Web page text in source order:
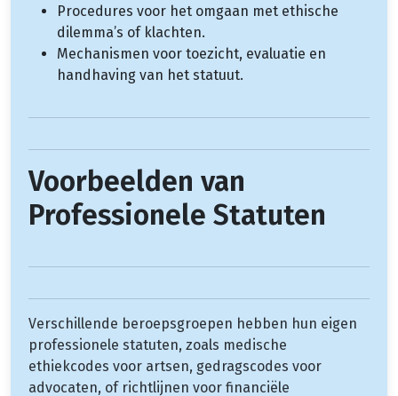
Procedures voor het omgaan met ethische
dilemma’s of klachten.
Mechanismen voor toezicht, evaluatie en
handhaving van het statuut.
Voorbeelden van
Professionele Statuten
Verschillende beroepsgroepen hebben hun eigen
professionele statuten, zoals medische
ethiekcodes voor artsen, gedragscodes voor
advocaten, of richtlijnen voor financiële